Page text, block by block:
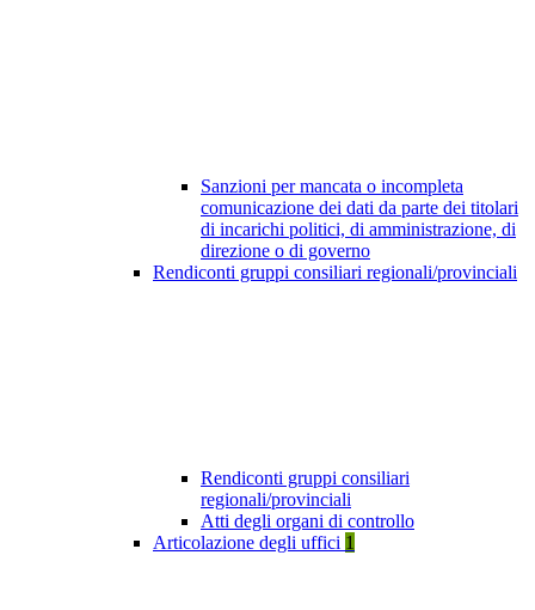
Sanzioni per mancata o incompleta
comunicazione dei dati da parte dei titolari
di incarichi politici, di amministrazione, di
direzione o di governo
Rendiconti gruppi consiliari regionali/provinciali
Rendiconti gruppi consiliari
regionali/provinciali
Atti degli organi di controllo
Articolazione degli uffici 1